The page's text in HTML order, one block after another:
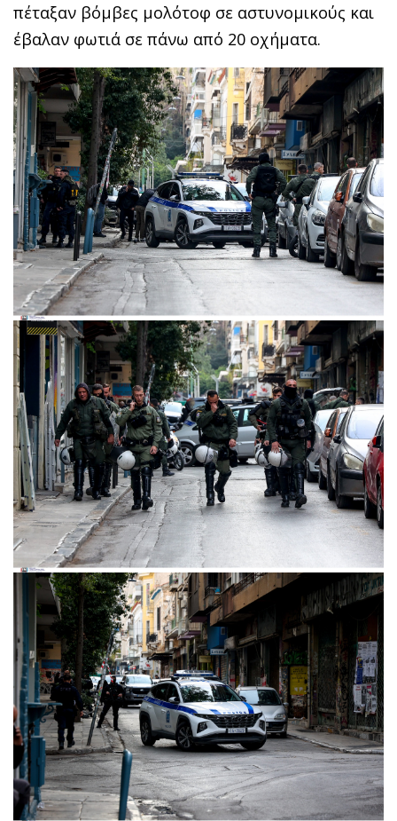
πέταξαν βόμβες μολότοφ σε αστυνομικούς και
έβαλαν φωτιά σε πάνω από 20 οχήματα.